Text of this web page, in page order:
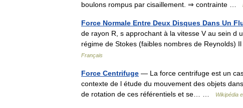
boulons rompus par cisaillement. ⇒ contrainte …
Force Normale Entre Deux Disques Dans Un
de rayon R, s approchant à la vitesse V au sein d
régime de Stokes (faibles nombres de
Français
Force Centrifuge — La force centrifuge est un
contexte de l étude du mouvement des objets
de rotation de ces référentiels et se… …
Wikipédia